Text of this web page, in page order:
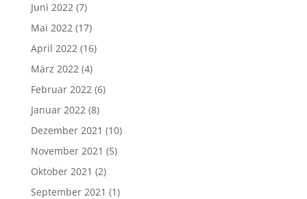
Juni 2022(7)
Mai 2022(17)
April 2022(16)
März 2022(4)
Februar 2022(6)
Januar 2022(8)
Dezember 2021 (10)
November 2021 (5)
Oktober 2021 (2)
September 2021 (1)